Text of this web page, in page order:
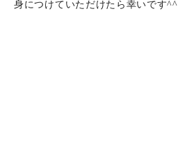
身につけていただけたら幸いです^^